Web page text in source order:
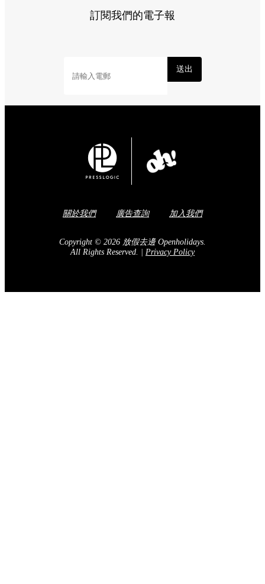
訂閱我們的電子報
送出
關於我們 廣告查詢 加入我們
Copyright © 2026 放假去邊 Openholidays.
All Rights Reserved.
Privacy Policy